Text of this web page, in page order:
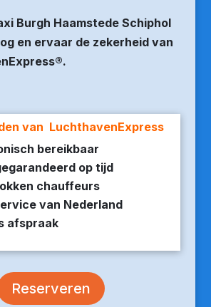
Burgh Haamstede Schiphol
en ervaar de zekerheid van
van LuchthavenExpress
bereikbaar
op tijd
chauffeurs
van Nederland
afspraak
Reserveren